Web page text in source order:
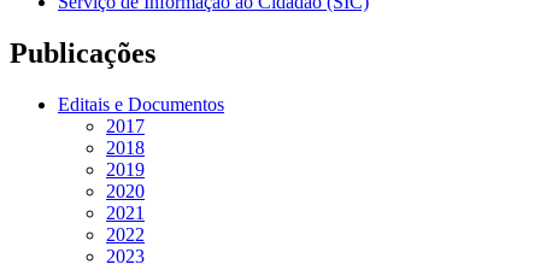
Publicações
Editais e Documentos
2017
2018
2019
2020
2021
2022
2023